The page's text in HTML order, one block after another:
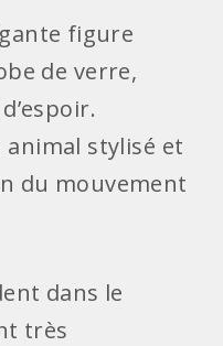
figure
de verre,
animal stylisé et
du mouvement
dans le
très